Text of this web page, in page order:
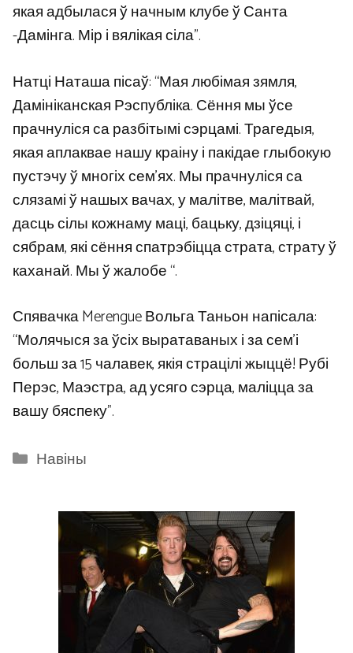
якая адбылася ў начным клубе ў Санта
-Дамінга. Мір і вялікая сіла”.
Натці Наташа пісаў: “Мая любімая зямля,
Дамініканская Рэспубліка. Сёння мы ўсе
прачнуліся са разбітымі сэрцамі. Трагедыя,
якая аплаквае нашу краіну і пакідае глыбокую
пустэчу ў многіх сем’ях. Мы прачнуліся са
слязамі ў нашых вачах, у малітве, малітвай,
дасць сілы кожнаму маці, бацьку, дзіцяці, і
сябрам, які сёння спатрэбіцца страта, страту ў
каханай. Мы ў жалобе “.
Спявачка Merengue Вольга Таньон напісала:
“Молячыся за ўсіх выратаваных і за сем’і
больш за 15 чалавек, якія страцілі жыццё! Рубі
Перэс, Маэстра, ад усяго сэрца, маліцца за
вашу бяспеку”.
Categories
Навіны